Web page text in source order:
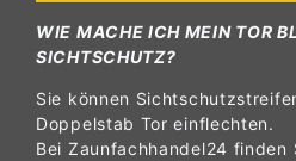
WIE MACHE ICH MEIN TOR
SICHTSCHUTZ?
Sie können
Doppelstab Tor einflechten.
Bei Zaunfachhandel24 finden